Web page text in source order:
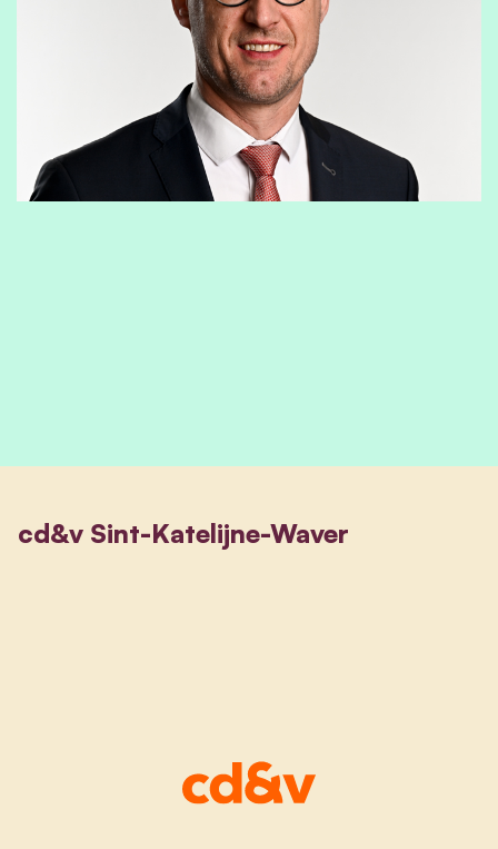
cd&v Sint-Katelijne-Waver